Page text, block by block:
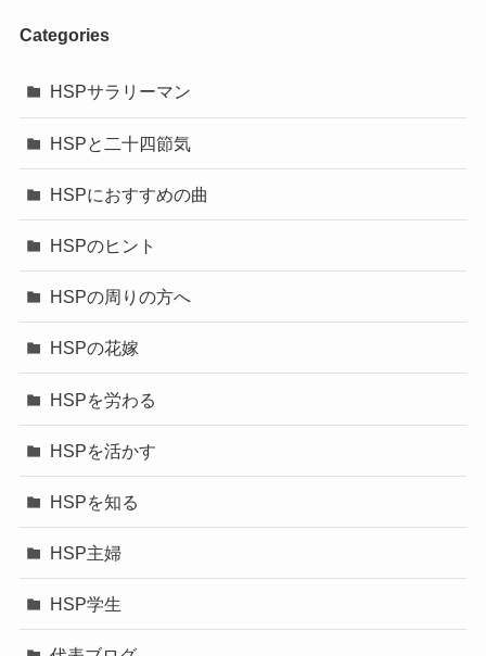
Categories
HSPサラリーマン
HSPと二十四節気
HSPにおすすめの曲
HSPのヒント
HSPの周りの方へ
HSPの花嫁
HSPを労わる
HSPを活かす
HSPを知る
HSP主婦
HSP学生